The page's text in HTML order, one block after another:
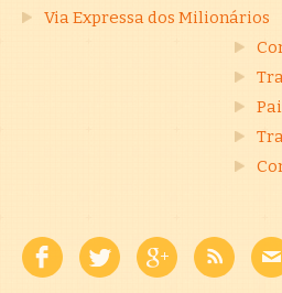
Via Expressa dos Milionários